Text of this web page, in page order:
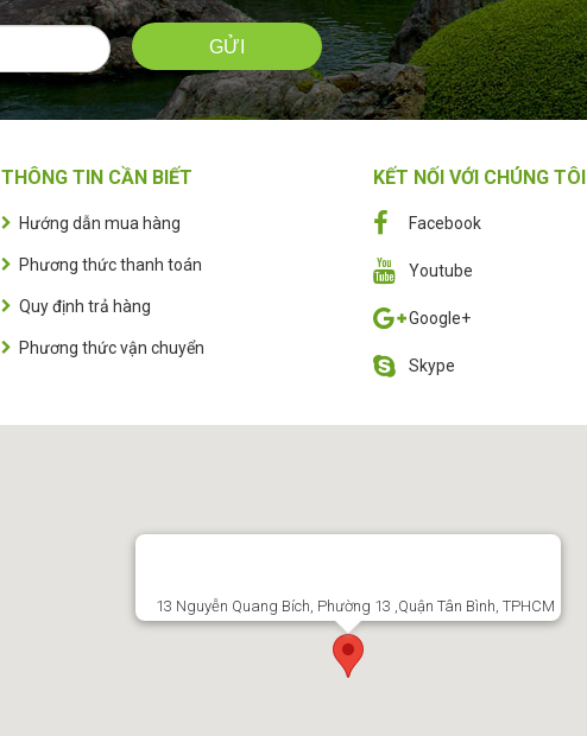
THÔNG TIN CẦN BIẾT
Hướng dẫn mua hàng
Phương thức thanh toán
Quy định trả hàng
Phương thức vận chuyển
KẾT NỐI VỚI CHÚNG TÔI
Facebook
Youtube
Google+
Skype
13 Nguyễn Quang Bích, Phường 13 ,Quận Tân Bình, TPHCM